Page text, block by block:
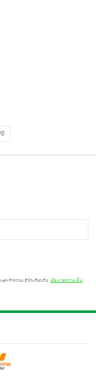
ละทำความเข้าใจเกี่ยวกับ นโยบายความเป็น